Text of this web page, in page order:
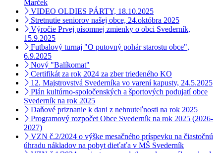
Marček
VIDEO OLDIES PÁRTY, 18.10.2025
Stretnutie seniorov našej obce, 24.októbra 2025
Výročie Prvej písomnej zmienky o obci Svederník,
15.9.2025
Futbalový turnaj "O putovný pohár starostu obce",
6.9.2025
Nový "Balíkomat"
Certifikát za rok 2024 za zber triedeného KO
12. Majstrovstvá Svederníka vo varení kapusty, 24.5.2025
Plán kultúrno-spoločenských a športových podujatí obce
Svederník na rok 2025
Daňové priznanie k dani z nehnuteľnosti na rok 2025
Programový rozpočet Obce Svederník na rok 2025 (2026-
2027)
VZN č.2/2024 o výške mesačného príspevku na čiastočnú
úhradu nákladov na pobyt dieťaťa v MŠ Svederník